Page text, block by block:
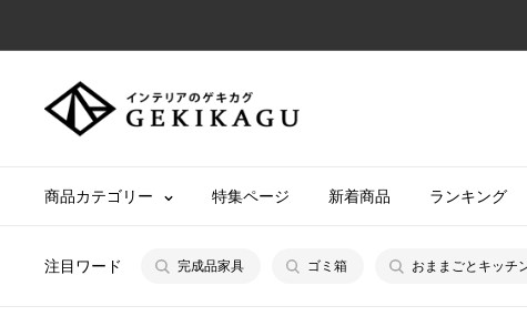
【公
式】
ン
ア
商品カテゴリー 特集ページ 新着商品 ランキング
注目ワード 完成品家具 ゴミ箱 おままごとキッチ